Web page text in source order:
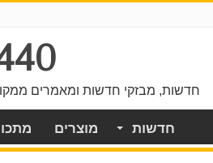
חדשות, מבזקי חדשות ומאמרים ממקורות
חדשות מוצרים